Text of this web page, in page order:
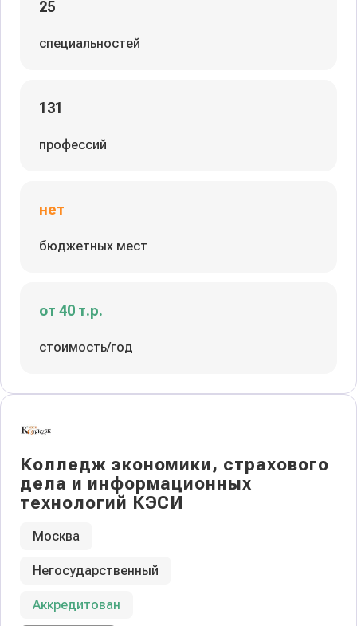
25
специальностей
131
профессий
нет
бюджетных мест
от 40 т.р.
стоимость/год
Колледж экономики, страхового
дела и информационных
технологий КЭСИ
Москва
Негосударственный
Аккредитован